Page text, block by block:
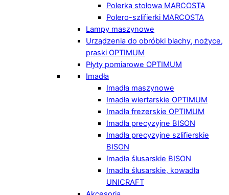
Polerka stołowa MARCOSTA
Polero-szlifierki MARCOSTA
Lampy maszynowe
Urządzenia do obróbki blachy, nożyce,
praski OPTIMUM
Płyty pomiarowe OPTIMUM
Imadła
Imadła maszynowe
Imadła wiertarskie OPTIMUM
Imadła frezerskie OPTIMUM
Imadła precyzyjne BISON
Imadła precyzyjne szlifierskie
BISON
Imadła ślusarskie BISON
Imadła ślusarskie, kowadła
UNICRAFT